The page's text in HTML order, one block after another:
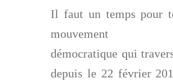
Il faut un temps pour
mouvement
démocratique qui
depuis le 22 février